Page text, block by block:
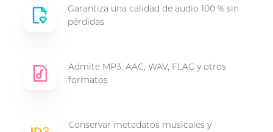
Garantiza una calidad de audio 100 % sin
pérdidas
Admite MP3, AAC, WAV, FLAC y otros
formatos
Conservar metadatos musicales y